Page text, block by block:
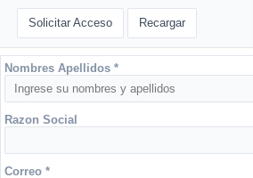
Solicitar Acceso Recargar
Nombres Apellidos *
Razon Social
Correo *